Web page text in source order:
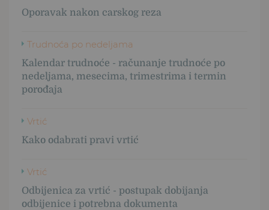
Oporavak nakon carskog reza
Trudnoća po nedeljama
Kalendar trudnoće - računanje trudnoće po
nedeljama, mesecima, trimestrima i termin
porođaja
Vrtić
Kako odabrati pravi vrtić
Vrtić
Odbijenica za vrtić - postupak dobijanja
odbijenice i potrebna dokumenta